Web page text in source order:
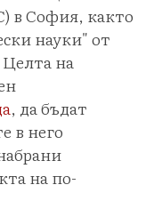
в София, както
науки" от
на
, да бъдат
в него
на по-